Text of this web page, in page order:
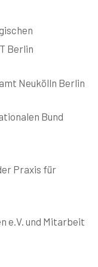
Berlin
Neukölln Berlin
Bund
Praxis für
e.V. und Mitarbeit